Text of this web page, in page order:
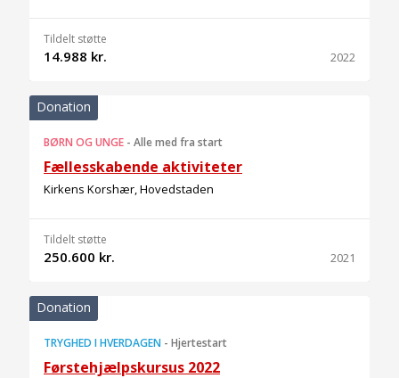
Tildelt støtte
14.988 kr. 2022
Donation
BØRN OG UNGE - Alle med fra start
Fællesskabende aktiviteter
Kirkens Korshær, Hovedstaden
Tildelt støtte
250.600 kr. 2021
Donation
TRYGHED I HVERDAGEN - Hjertestart
Førstehjælpskursus 2022